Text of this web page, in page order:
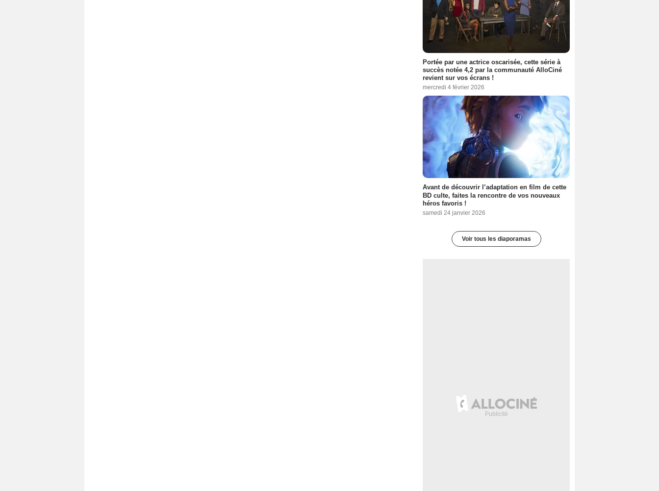
Portée par une actrice oscarisée, cette série à
succès notée 4,2 par la communauté AlloCiné
revient sur vos écrans !
mercredi 4 février 2026
Avant de découvrir l’adaptation en film de cette
BD culte, faites la rencontre de vos nouveaux
héros favoris !
samedi 24 janvier 2026
Voir tous les diaporamas